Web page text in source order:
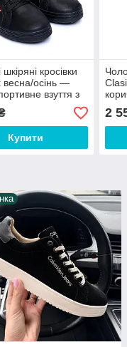
шкіряні кросівки
весна/осінь —
взуття з
шкіри
Купити
2